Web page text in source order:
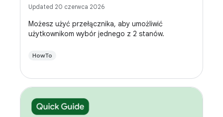
Updated 20 czerwca 2026
Możesz użyć przełącznika, aby umożliwić
użytkownikom wybór jednego z 2 stanów.
HowTo